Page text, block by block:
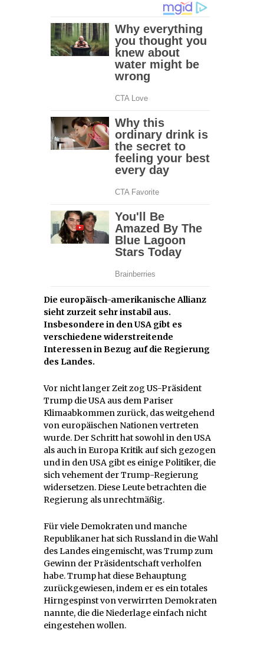
Die europäisch-amerikanische Allianz
sieht zurzeit sehr instabil aus.
Insbesondere in den USA gibt es
verschiedene widerstreitende
Interessen in Bezug auf die Regierung
des Landes.
Vor nicht langer Zeit zog US-Präsident
Trump die USA aus dem Pariser
Klimaabkommen zurück, das weitgehend
von europäischen Nationen vertreten
wurde. Der Schritt hat sowohl in den USA
als auch in Europa Kritik auf sich gezogen
und in den USA gibt es einige Politiker, die
sich vehement der Trump-Regierung
widersetzen. Diese Leute betrachten die
Regierung als unrechtmäßig.
Für viele Demokraten und manche
Republikaner hat sich Russland in die Wahl
des Landes eingemischt, was Trump zum
Gewinn der Präsidentschaft verholfen
habe. Trump hat diese Behauptung
zurückgewiesen, indem er es ein totales
Hirngespinst von verwirrten Demokraten
nannte, die die Niederlage einfach nicht
eingestehen wollen.